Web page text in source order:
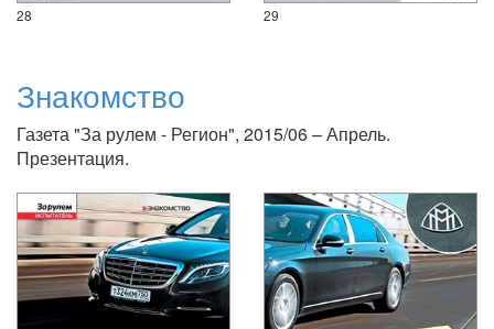
28 29
Знакомство
Газета "За рулем - Регион", 2015/06 – Апрель.
Презентация.